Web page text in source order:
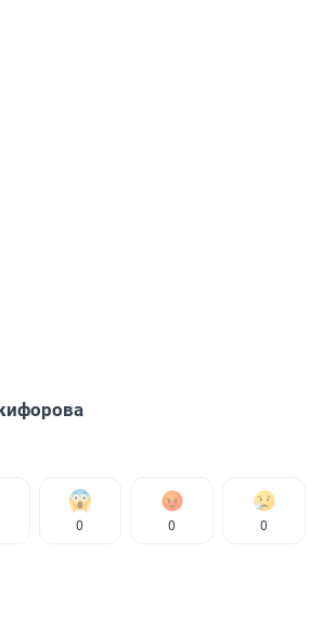
0 0 0